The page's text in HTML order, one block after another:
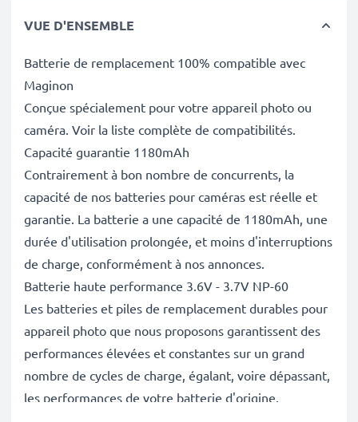
VUE D'ENSEMBLE
Batterie de remplacement 100% compatible avec
Maginon
Conçue spécialement pour votre appareil photo ou
caméra. Voir la liste complète de compatibilités.
Capacité guarantie 1180mAh
Contrairement à bon nombre de concurrents, la
capacité de nos batteries pour caméras est réelle et
garantie. La batterie a une capacité de 1180mAh, une
durée d'utilisation prolongée, et moins d'interruptions
de charge, conformément à nos annonces.
Batterie haute performance 3.6V - 3.7V NP-60
Les batteries et piles de remplacement durables pour
appareil photo que nous proposons garantissent des
performances élevées et constantes sur un grand
nombre de cycles de charge, égalant, voire dépassant,
les performances de votre batterie d'origine.